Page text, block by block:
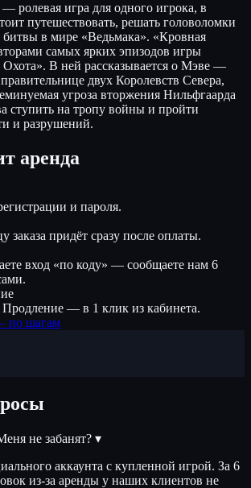
ролевая игра для одного игрока, в
путешествовать, решать головоломки
битвы в мире «Ведьмака». «Кровная
самых ярких эпизодов игры
В ней рассказывается о Мэве —
двух Королевств Севера,
угроза вторжения Нильфгаарда
ступить на тропу войны и пройти
и разрушений.
аренда
и пароля.
заказа придёт сразу после оплаты.
вход «по коду» — сообщаете нам 6
Продление — в 1 клик из кабинета.
по шагам
не забанят? ▾
аккаунта с купленной игрой. За 6
из-за аренды у наших клиентов не